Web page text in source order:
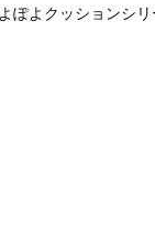
ぽよクッションシ